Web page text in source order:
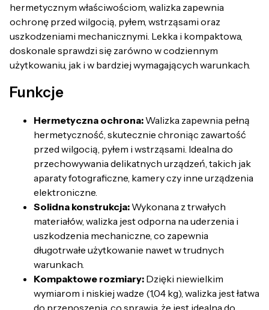
hermetycznym właściwościom, walizka zapewnia
ochronę przed wilgocią, pyłem, wstrząsami oraz
uszkodzeniami mechanicznymi. Lekka i kompaktowa,
doskonale sprawdzi się zarówno w codziennym
użytkowaniu, jak i w bardziej wymagających warunkach.
Funkcje
Hermetyczna ochrona: Walizka zapewnia pełną
hermetyczność, skutecznie chroniąc zawartość
przed wilgocią, pyłem i wstrząsami. Idealna do
przechowywania delikatnych urządzeń, takich jak
aparaty fotograficzne, kamery czy inne urządzenia
elektroniczne.
Solidna konstrukcja: Wykonana z trwałych
materiałów, walizka jest odporna na uderzenia i
uszkodzenia mechaniczne, co zapewnia
długotrwałe użytkowanie nawet w trudnych
warunkach.
Kompaktowe rozmiary: Dzięki niewielkim
wymiarom i niskiej wadze (1,04 kg), walizka jest łatwa